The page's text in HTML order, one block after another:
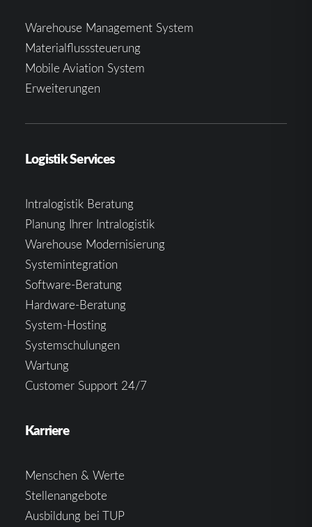
Warehouse Management System
Materialflusssteuerung
Mobile Aviation System
Erweiterungen
Logistik Services
Intralogistik Beratung
Planung Ihrer Intralogistik
Warehouse Modernisierung
Systemintegration
Software-Beratung
Hardware-Beratung
System-Hosting
Systemschulungen
Wartung
Customer Support 24/7
Karriere
Menschen & Werte
Stellenangebote
Ausbildung bei TUP